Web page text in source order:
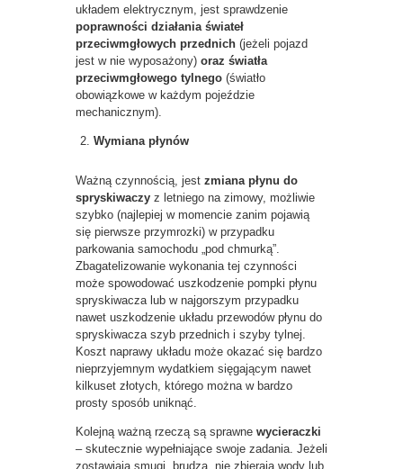
układem elektrycznym, jest sprawdzenie
poprawności działania świateł
przeciwmgłowych przednich (jeżeli pojazd
jest w nie wyposażony) oraz światła
przeciwmgłowego tylnego (światło
obowiązkowe w każdym pojeździe
mechanicznym).
Wymiana płynów
Ważną czynnością, jest zmiana płynu do
spryskiwaczy z letniego na zimowy, możliwie
szybko (najlepiej w momencie zanim pojawią
się pierwsze przymrozki) w przypadku
parkowania samochodu „pod chmurką”.
Zbagatelizowanie wykonania tej czynności
może spowodować uszkodzenie pompki płynu
spryskiwacza lub w najgorszym przypadku
nawet uszkodzenie układu przewodów płynu do
spryskiwacza szyb przednich i szyby tylnej.
Koszt naprawy układu może okazać się bardzo
nieprzyjemnym wydatkiem sięgającym nawet
kilkuset złotych, którego można w bardzo
prosty sposób uniknąć.
Kolejną ważną rzeczą są sprawne wycieraczki
– skutecznie wypełniające swoje zadania. Jeżeli
zostawiają smugi, brudzą, nie zbierają wody lub